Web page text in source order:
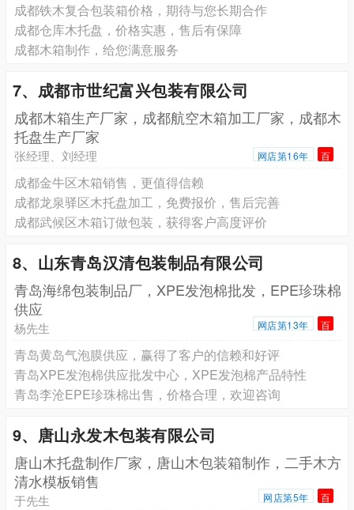
成都铁木复合包装箱价格，期待与您长期合作
成都仓库木托盘，价格实惠，售后有保障
成都木箱制作，给您满意服务
7、成都市世纪富兴包装有限公司
成都木箱生产厂家，成都航空木箱加工厂家，成都木
托盘生产厂家
张经理、刘经理 网店第16年 百
成都金牛区木箱销售，更值得信赖
成都龙泉驿区木托盘加工，免费报价，售后完善
成都武候区木箱订做包装，获得客户高度评价
8、山东青岛汉清包装制品有限公司
青岛海绵包装制品厂，XPE发泡棉批发，EPE珍珠棉
供应
杨先生 网店第13年 百
青岛黄岛气泡膜供应，赢得了客户的信赖和好评
青岛XPE发泡棉供应批发中心，XPE发泡棉产品特性
青岛李沧EPE珍珠棉出售，价格合理，欢迎咨询
9、唐山永发木包装有限公司
唐山木托盘制作厂家，唐山木包装箱制作，二手木方
清水模板销售
于先生 网店第5年 百